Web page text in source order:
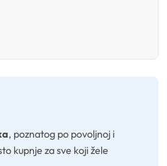
, poznatog po povoljnoj i
kupnje za sve koji žele